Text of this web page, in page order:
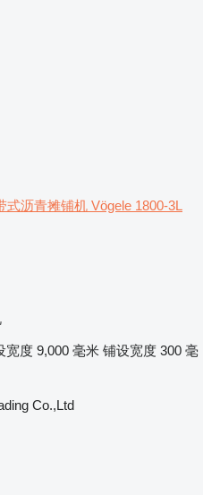
式沥青摊铺机 Vögele 1800-3L
宽度 9,000 毫米 铺设宽度 300 毫
Co.,Ltd